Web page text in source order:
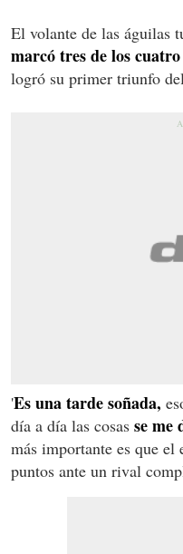
El volante de las águilas
marcó tres de los cuatro
logró su primer triunfo
'Es una tarde soñada,
día a día las cosas se me
más importante es que
puntos ante un rival